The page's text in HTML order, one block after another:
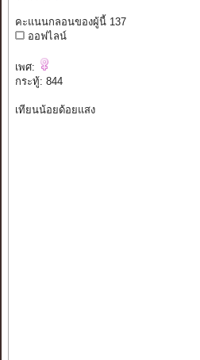
คะแนนกลอนของผู้นี้ 137
ออฟไลน์
เพศ:
กระทู้: 844
เทียนน้อยด้อยแสง